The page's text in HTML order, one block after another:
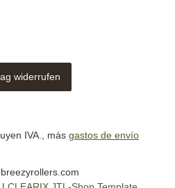
widerrufen
IVA., más gastos de envío